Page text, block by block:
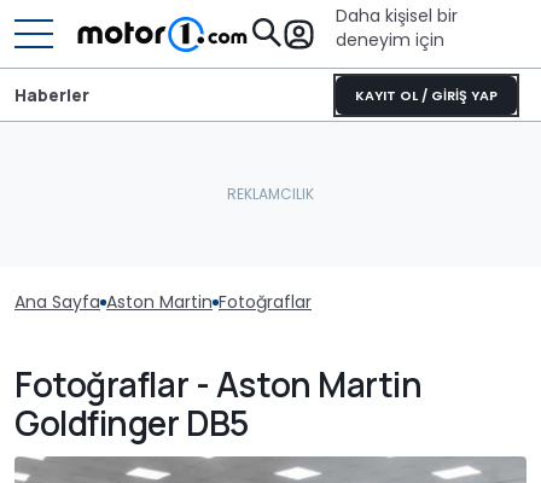
Daha kişisel bir
deneyim için
KAYIT OL / GİRİŞ YAP
Haberler
Ana Sayfa Aston Martin Fotoğraflar
Fotoğraflar - Aston Martin
Goldfinger DB5